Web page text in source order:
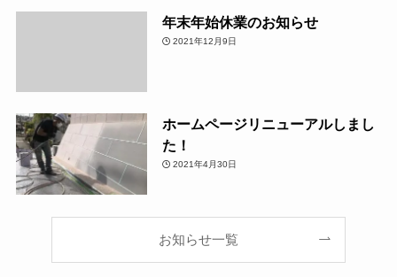
年末年始休業のお知らせ
2021年12月9日
ホームページリニューアルしまし
た！
2021年4月30日
お知らせ一覧